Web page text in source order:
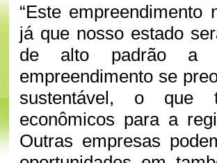
“Este
já que nosso estado
de alto padrão a
empreendimento se
sustentável, o que
econômicos para a
Outras empresas